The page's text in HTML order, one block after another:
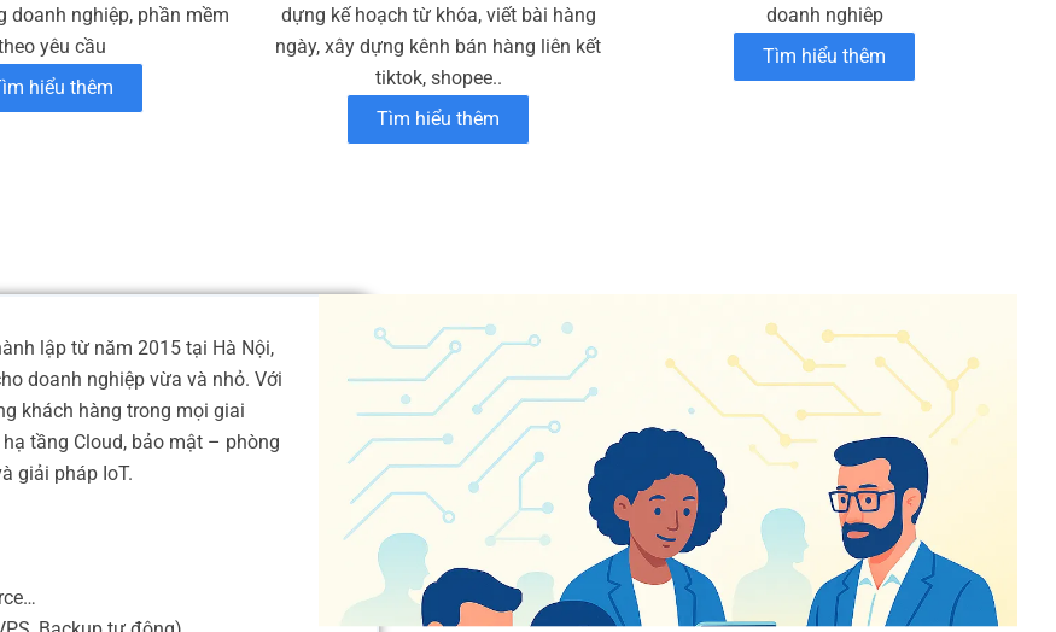
doanh nghiệp, phần mềm
yêu cầu
hiểu thêm
dựng kế hoạch từ khóa, viết bài hàng
ngày, xây dựng kênh bán hàng liên kết
tiktok, shopee..
Tìm hiểu thêm
doanh nghiêp
Tìm hiểu thêm
lập từ năm 2015 tại Hà Nội,
doanh nghiệp vừa và nhỏ. Với
khách hàng trong mọi giai
tầng Cloud, bảo mật – phòng
giải pháp IoT.